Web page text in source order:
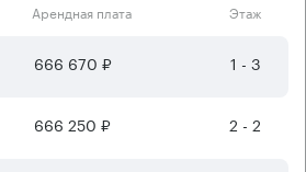
Арендная плата Этаж
666 670 ₽ 1 - 3
666 250 ₽ 2 - 2